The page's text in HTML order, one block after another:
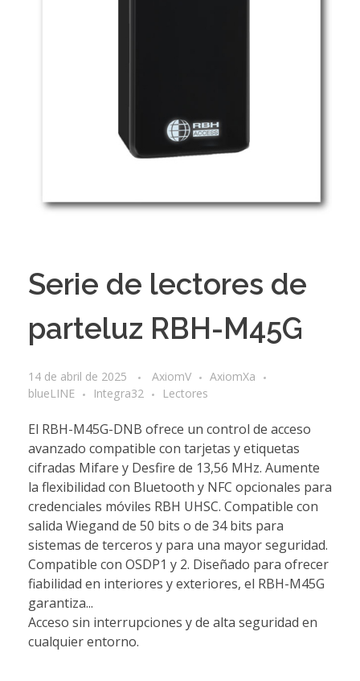
Serie de lectores de
parteluz RBH-M45G
14 de abril de 2025 AxiomV
AxiomXa
blueLINE
Integra32 Lectores
El RBH-M45G-DNB ofrece un control de acceso
avanzado compatible con tarjetas y etiquetas
cifradas Mifare y Desfire de 13,56 MHz. Aumente
la flexibilidad con Bluetooth y NFC opcionales para
credenciales móviles RBH UHSC. Compatible con
salida Wiegand de 50 bits o de 34 bits para
sistemas de terceros y para una mayor seguridad.
Compatible con OSDP1 y 2. Diseñado para ofrecer
fiabilidad en interiores y exteriores, el RBH-M45G
garantiza...
Acceso sin interrupciones y de alta seguridad en
cualquier entorno.